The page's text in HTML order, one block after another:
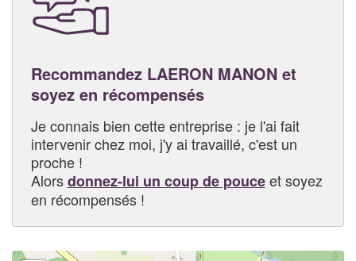
Recommandez LAERON MANON et
soyez en récompensés
Je connais bien cette entreprise : je l'ai fait
intervenir chez moi, j'y ai travaillé, c'est un
proche !
Alorsdonnez-lui un coup de pouceet soyez
en récompensés !